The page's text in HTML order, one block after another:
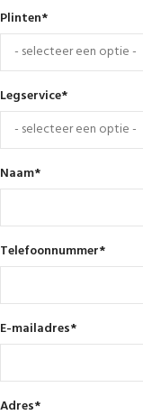
Plinten*
Legservice*
Naam*
Telefoonnummer*
E-mailadres*
Adres*